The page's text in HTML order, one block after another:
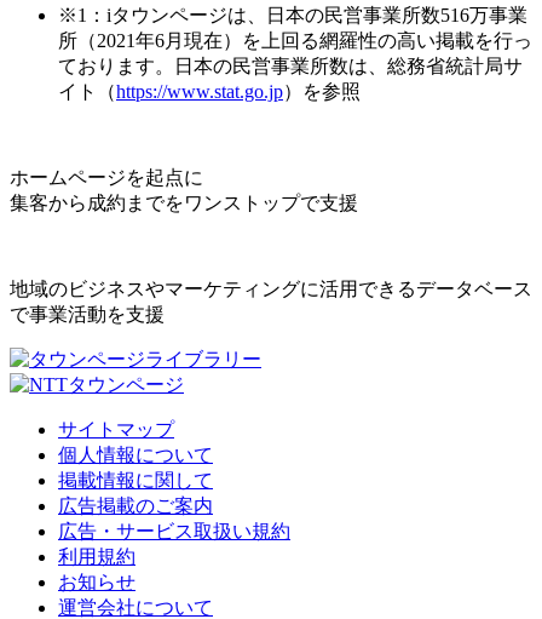
※1：iタウンページは、日本の民営事業所数516万事業
所（2021年6月現在）を上回る網羅性の高い掲載を行っ
ております。日本の民営事業所数は、総務省統計局サ
イト（https://www.stat.go.jp）を参照
ホームページを起点に
集客から成約までをワンストップで支援
地域のビジネスやマーケティングに活用できるデータベース
で事業活動を支援
サイトマップ
個人情報について
掲載情報に関して
広告掲載のご案内
広告・サービス取扱い規約
利用規約
お知らせ
運営会社について